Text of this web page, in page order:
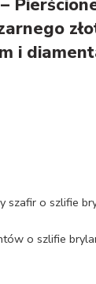
i
szafir o szlifie
o szlifie